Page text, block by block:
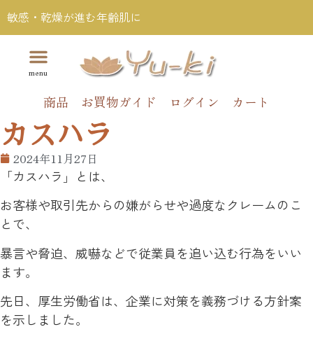
敏感・乾燥が進む年齢肌に
商品 お買物ガイド ログイン カート
カスハラ
2024年11月27日
「カスハラ」とは、
お客様や取引先からの嫌がらせや過度なクレームのこ
とで、
暴言や脅迫、威嚇などで従業員を追い込む行為をいい
ます。
先日、厚生労働省は、企業に対策を義務づける方針案
を示しました。